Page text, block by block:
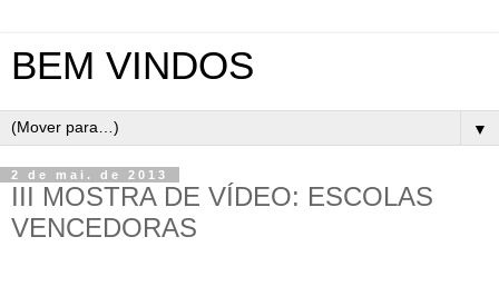
BEM VINDOS
▼
2 de mai. de 2013
III MOSTRA DE VÍDEO: ESCOLAS
VENCEDORAS